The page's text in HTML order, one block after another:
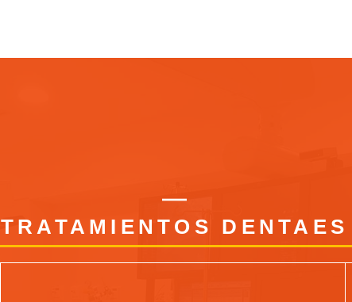
TRATAMIENTOS DENTAES